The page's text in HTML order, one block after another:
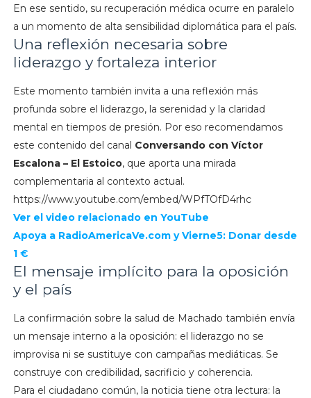
En ese sentido, su recuperación médica ocurre en paralelo
a un momento de alta sensibilidad diplomática para el país.
Una reflexión necesaria sobre
liderazgo y fortaleza interior
Este momento también invita a una reflexión más
profunda sobre el liderazgo, la serenidad y la claridad
mental en tiempos de presión. Por eso recomendamos
este contenido del canal Conversando con Víctor
Escalona – El Estoico, que aporta una mirada
complementaria al contexto actual.
https://www.youtube.com/embed/WPfTOfD4rhc
Ver el video relacionado en YouTube
Apoya a RadioAmericaVe.com yVierne5: Donar desde
1 €
El mensaje implícito para la oposición
y el país
La confirmación sobre la salud de Machado también envía
un mensaje interno a la oposición: el liderazgo no se
improvisa ni se sustituye con campañas mediáticas. Se
construye con credibilidad, sacrificio y coherencia.
Para el ciudadano común, la noticia tiene otra lectura: la